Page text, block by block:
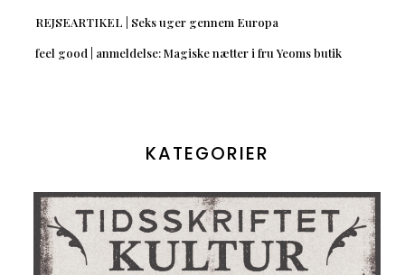
REJSEARTIKEL | Seks uger gennem Europa
feel good | anmeldelse: Magiske nætter i fru Yeoms butik
KATEGORIER